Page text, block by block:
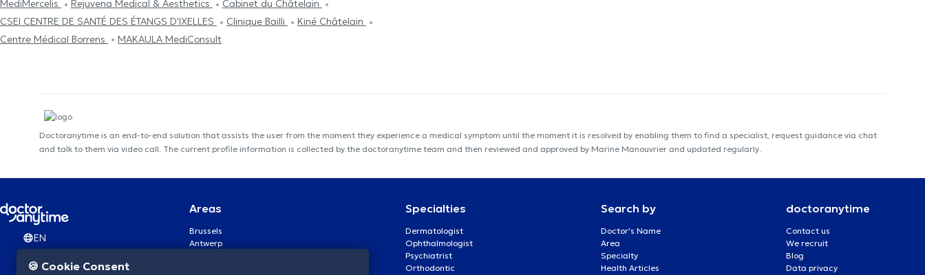
MediMercelis
Rejuvena Medical & Aesthetics
Cabinet du Châtelain
CSEI CENTRE DE SANTÉ DES ÉTANGS D'IXELLES
Clinique Bailli
Kiné Châtelain
Centre Médical Borrens
MAKAULA MediConsult
Doctoranytime is an end-to-end solution that assists the user from the moment they experience a medical symptom until the moment it is resolved by enabling them to find a specialist, request guidance via chat
and talk to them via video call. The current profile information is collected by the doctoranytime team and then reviewed and approved by Marine Manouvrier and updated regularly.
EN
Areas
Brussels
Antwerp
Specialties
Dermatologist
Ophthalmologist
Psychiatrist
Orthodontic
Search by
Doctor's Name
Area
Specialty
Health Articles
doctoranytime
Contact us
We recruit
Blog
Data privacy
🍪 Cookie Consent